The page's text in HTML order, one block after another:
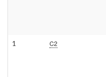
1 C2